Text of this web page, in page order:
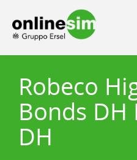
Robeco
Bonds DH
DH